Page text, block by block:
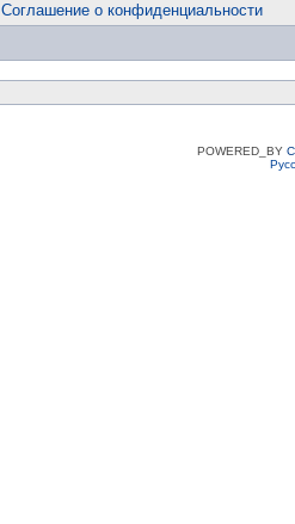
Соглашение о конфиденциальности
POWERED_BY